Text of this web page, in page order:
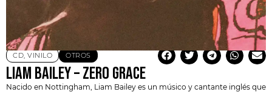
CD, VINILO OTROS
LIAM BAILEY – ZERO GRACE
Nacido en Nottingham, Liam Bailey es un músico y cantante inglés que